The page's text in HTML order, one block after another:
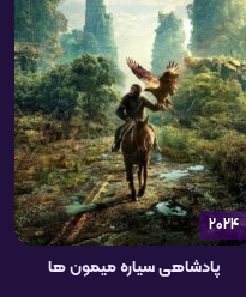
2024
پادشاهی سیاره میمون ها